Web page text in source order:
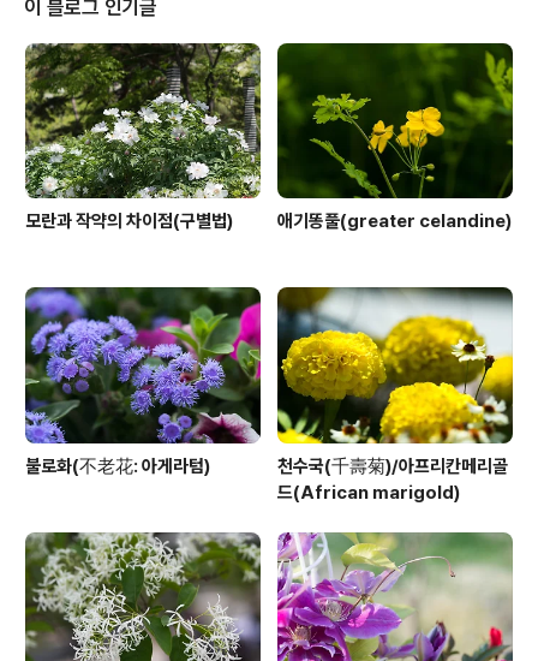
이 블로그 인기글
모란과 작약의 차이점(구별법) 애기똥풀(greater celandine)
불로화(不老花: 아게라텀)
천수국(千壽菊)/아프리칸메리골
드(African marigold)